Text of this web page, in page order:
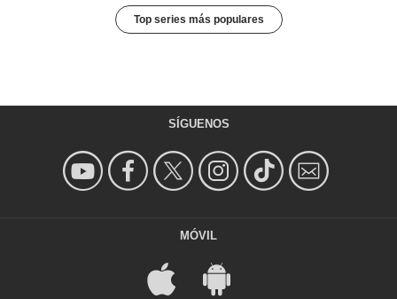
Top series más populares
SÍGUENOS
MÓVIL